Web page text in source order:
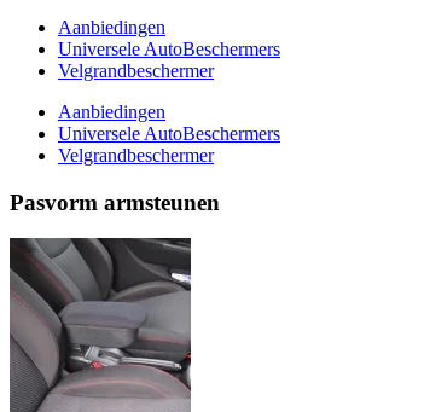
Aanbiedingen
Universele AutoBeschermers
Velgrandbeschermer
Aanbiedingen
Universele AutoBeschermers
Velgrandbeschermer
Pasvorm armsteunen